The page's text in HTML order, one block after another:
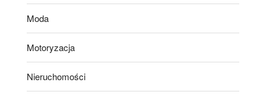
Moda
Motoryzacja
Nieruchomości